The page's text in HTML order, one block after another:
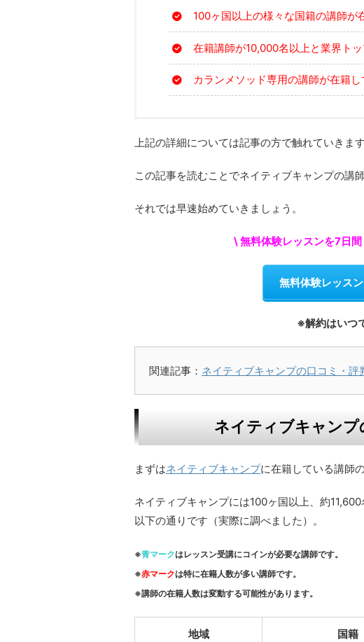
100ヶ国以上の様々な国籍の講師が
在籍講師が10,000名以上と業界ト
カランメソッド専用の講師が在籍し
上記の詳細については記事の方で触れていきます
この記事を読むことでネイティブキャンプの講
それでは早速始めていきましょう。
\ 無料体験レッスンを7日
無料体験レッス
※解約はいつ
関連記事： ネイティブキャンプの口コミ・評
ネイティブキャンプ
まずはネイティブキャンプに在籍している講師
ネイティブキャンプには100ヶ国以上、約
以下の通りです（実際に調べました）。
※青マークはレッスン受講にコインが必要な講師です。
※赤マークは特に在籍人数が多い講師です。
※講師の在籍人数は変動する可能性があります。
地域 国籍